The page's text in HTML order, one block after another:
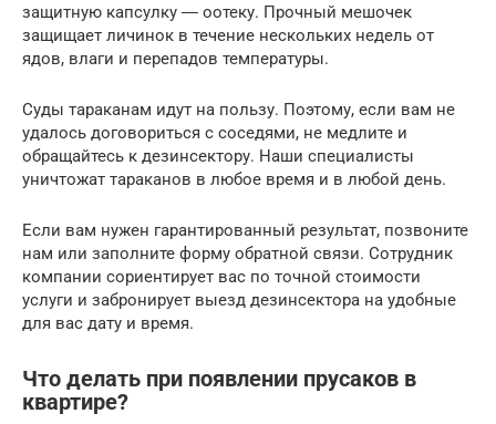
защитную капсулку ― оотеку. Прочный мешочек
защищает личинок в течение нескольких недель от
ядов, влаги и перепадов температуры.
Суды тараканам идут на пользу. Поэтому, если вам не
удалось договориться с соседями, не медлите и
обращайтесь к дезинсектору. Наши специалисты
уничтожат тараканов в любое время и в любой день.
Если вам нужен гарантированный результат, позвоните
нам или заполните форму обратной связи. Сотрудник
компании сориентирует вас по точной стоимости
услуги и забронирует выезд дезинсектора на удобные
для вас дату и время.
Что делать при появлении прусаков в
квартире?